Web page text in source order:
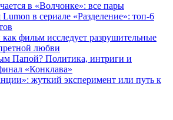
в «Волчонке»: все пары
в сериале «Разделение»: топ-6
фильм исследует разрушительные
любви
Папой? Политика, интриги и
«Конклава»
жуткий эксперимент или путь к